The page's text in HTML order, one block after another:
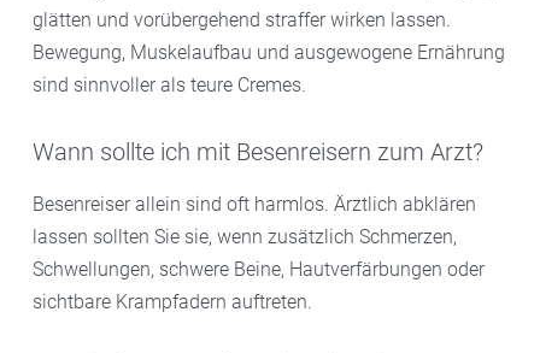
glätten und vorübergehend straffer wirken lassen.
Bewegung, Muskelaufbau und ausgewogene Ernährung
sind sinnvoller als teure Cremes.
Wann sollte ich mit Besenreisern zum Arzt?
Besenreiser allein sind oft harmlos. Ärztlich abklären
lassen sollten Sie sie, wenn zusätzlich Schmerzen,
Schwellungen, schwere Beine, Hautverfärbungen oder
sichtbare Krampfadern auftreten.